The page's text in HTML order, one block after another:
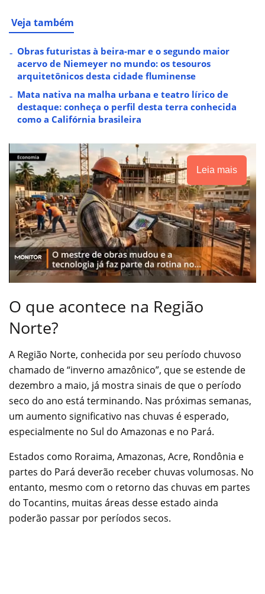
Veja também
Obras futuristas à beira-mar e o segundo maior
acervo de Niemeyer no mundo: os tesouros
arquitetônicos desta cidade fluminense
Mata nativa na malha urbana e teatro lírico de
destaque: conheça o perfil desta terra conhecida
como a Califórnia brasileira
Leia mais
O que acontece na Região
Norte?
A Região Norte, conhecida por seu período chuvoso
chamado de “inverno amazônico”, que se estende de
dezembro a maio, já mostra sinais de que o período
seco do ano está terminando. Nas próximas semanas,
um aumento significativo nas chuvas é esperado,
especialmente no Sul do Amazonas e no Pará.
Estados como Roraima, Amazonas, Acre, Rondônia e
partes do Pará deverão receber chuvas volumosas. No
entanto, mesmo com o retorno das chuvas em partes
do Tocantins, muitas áreas desse estado ainda
poderão passar por períodos secos.